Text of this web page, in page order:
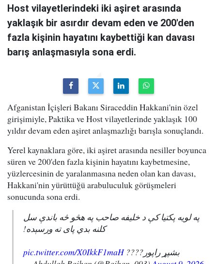
Host vilayetlerindeki iki aşiret arasında
yaklaşık bir asırdır devam eden ve 200'den
fazla kişinin hayatını kaybettiği kan davası
barış anlaşmasıyla sona erdi.
Afganistan İçişleri Bakanı Siraceddin Hakkani'nin özel
girişimiyle, Paktika ve Host vilayetlerinde yaklaşık 100
yıldır devam eden aşiret anlaşmazlığı barışla sonuçlandı.
Yerel kaynaklara göre, iki aşiret arasında nesiller boyunca
süren ve 200'den fazla kişinin hayatını kaybetmesine,
yüzlercesinin de yaralanmasına neden olan kan davası,
Hakkani'nin yürüttüğü arabuluculuk görüşmeleri
sonucunda sona erdi.
په لویه پکتیا کې د خلیفه صاحب په هڅو څه باندې سل
کلنه بدي پای ته ورسېده!
بشپړ راپور????pic.twitter.com/X0IkkF1maH